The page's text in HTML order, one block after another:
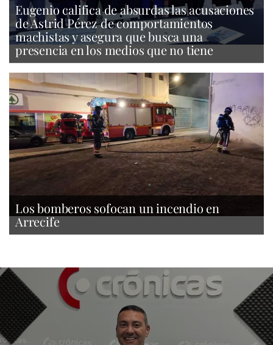
Eugenio califica de absurdas las acusaciones
de Astrid Pérez de comportamientos
machistas y asegura que busca una
presencia en los medios que no tiene
Los bomberos sofocan un incendio en
Arrecife